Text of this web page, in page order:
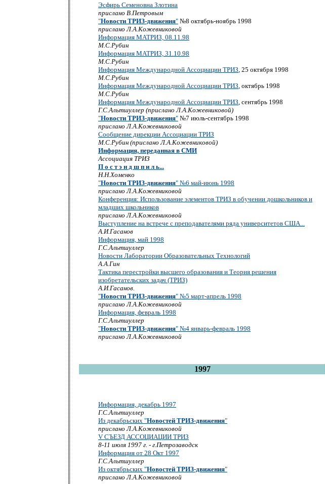
Эсфирь Семеновна Злотина
прислано В.Петровым
"Новости ТРИЗ-движения" №8 октябрь-ноябрь 1998
прислано Л.А.Кожевниковой
Информация МАТРИЗ, 08.11.98
М.С.Рубин
Информация МАТРИЗ, 31.10.98
М.С.Рубин
Информация Международной Ассоциации ТРИЗ , 25 октября 1998
М.С.Рубин
Информация Международной Ассоциации ТРИЗ , октябрь 1998
М.С.Рубин
Информация Международной Ассоциации ТРИЗ , сентябрь 1998
Г.С.Альтшуллер (прислано Л.А.Кожевниковой)
"Новости ТРИЗ-движения" №7 июль-сентябрь 1998
прислано Л.А.Кожевниковой
Сообщение дирекции Ассоциации ТРИЗ
М.С.Рубин (прислано Л.А.Кожевниковой)
Информация, переданная в СМИ
Ассоциация ТРИЗ
П о с т э н д ш п и л ь...
Н.Н.Хоменко
"Новости ТРИЗ-движения" №6 май-июнь 1998
прислано Л.А.Кожевниковой
Конференция: Использование элементов ТРИЗ в обучении дошкольников и
младших школьников
прислано Л.А.Кожевниковой
Выступление на встрече с преподавателями ряда университетов США...
А.И.Гасанов
Информация, май 1998
Г.С.Альтшуллер
Новости Лаборатории Образовательных Технологий
А.А.Гин
Тактика перестройки высшего образования и Теория решения
изобретательских задач (ТРИЗ)
А.И.Гасанов.
"Новости ТРИЗ-движения" №5 март-апрель 1998
прислано Л.А.Кожевниковой
Информация, февраль 1998
Г.С.Альтшуллер
"Новости ТРИЗ-движения" №4 январь-февраль 1998
прислано Л.А.Кожевниковой
1997
Информация, декабрь 1997
Г.С.Альтшуллер
Из декабрьских "Новостей ТРИЗ-движения"
прислано Л.А.Кожевниковой
V СЪЕЗД АССОЦИАЦИИ ТРИЗ
8-11 июля 1997 г. - г.Петрозаводск
Информация от 28 Окт 1997
Г.С.Альтшуллер
Из октябрьских "Новостей ТРИЗ-движения"
прислано Л.А.Кожевниковой